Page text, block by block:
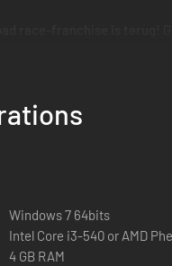
Windows 7 64bits
Intel Core i3-540 or AMD
4 GB RAM